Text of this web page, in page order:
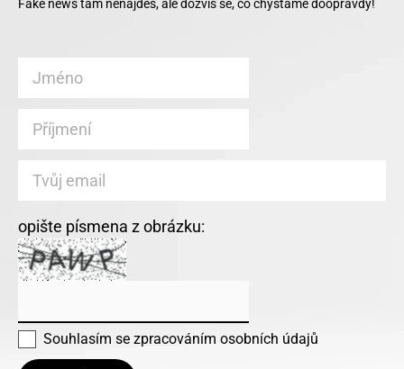
Fake news tam nenajdeš, ale dozvíš se, co chystáme doopravdy!
opište písmena z obrázku:
Souhlasím se zpracováním osobních údajů